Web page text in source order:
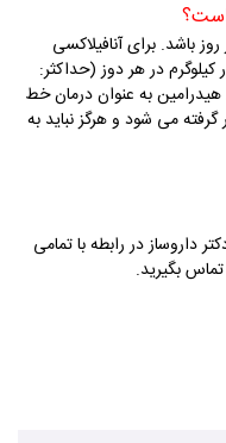
برای آنافیلاکسی
2 میلی گرم در کیلوگرم در هر دوز (حداکثر:
به عنوان درمان خط
می شود و هرگز نباید به
رایگان 24 ساعته با دکتر داروساز در رابطه با تمامی